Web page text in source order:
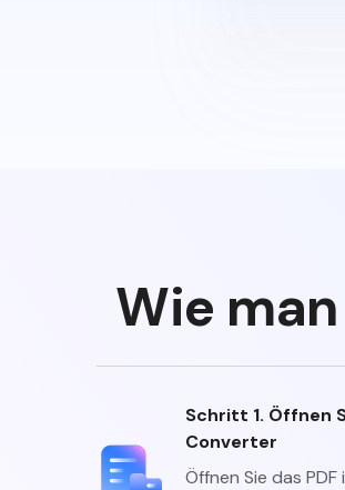
Wie
Schritt 1. Öffnen
Converter
Öffnen Sie das PDF